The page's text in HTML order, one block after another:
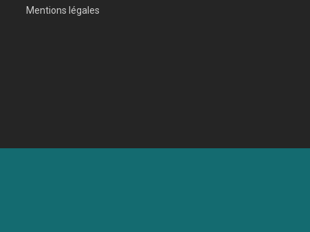
Mentions légales